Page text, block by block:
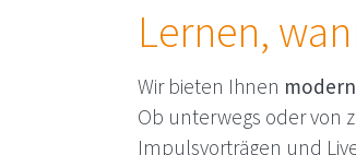
Lernen,
Wir bieten Ihnen
Ob unterwegs oder von
Impulsvorträgen und